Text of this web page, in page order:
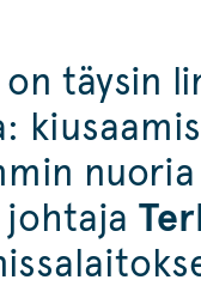
on täysin